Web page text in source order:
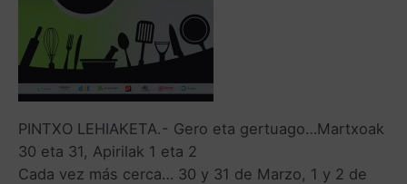
PINTXO LEHIAKETA.- Gero eta gertuago…Martxoak
30 eta 31, Apirilak 1 eta 2
Cada vez más cerca… 30 y 31 de Marzo, 1 y 2 de